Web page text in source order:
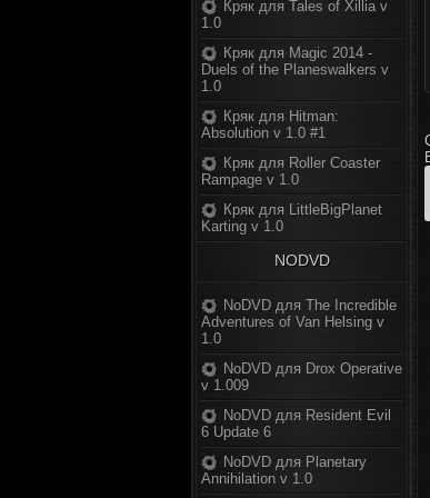
Кряк для Tales of Xillia v
1.0
Кряк для Magic 2014 -
Duels of the Planeswalkers v
1.0
Кряк для Hitman:
Absolution v 1.0 #1
Кряк для Roller Coaster
Rampage v 1.0
Кряк для LittleBigPlanet
Karting v 1.0
NODVD
NoDVD для The Incredible
Adventures of Van Helsing v
1.0
NoDVD для Drox Operative
v 1.009
NoDVD для Resident Evil
6 Update 6
NoDVD для Planetary
Annihilation v 1.0